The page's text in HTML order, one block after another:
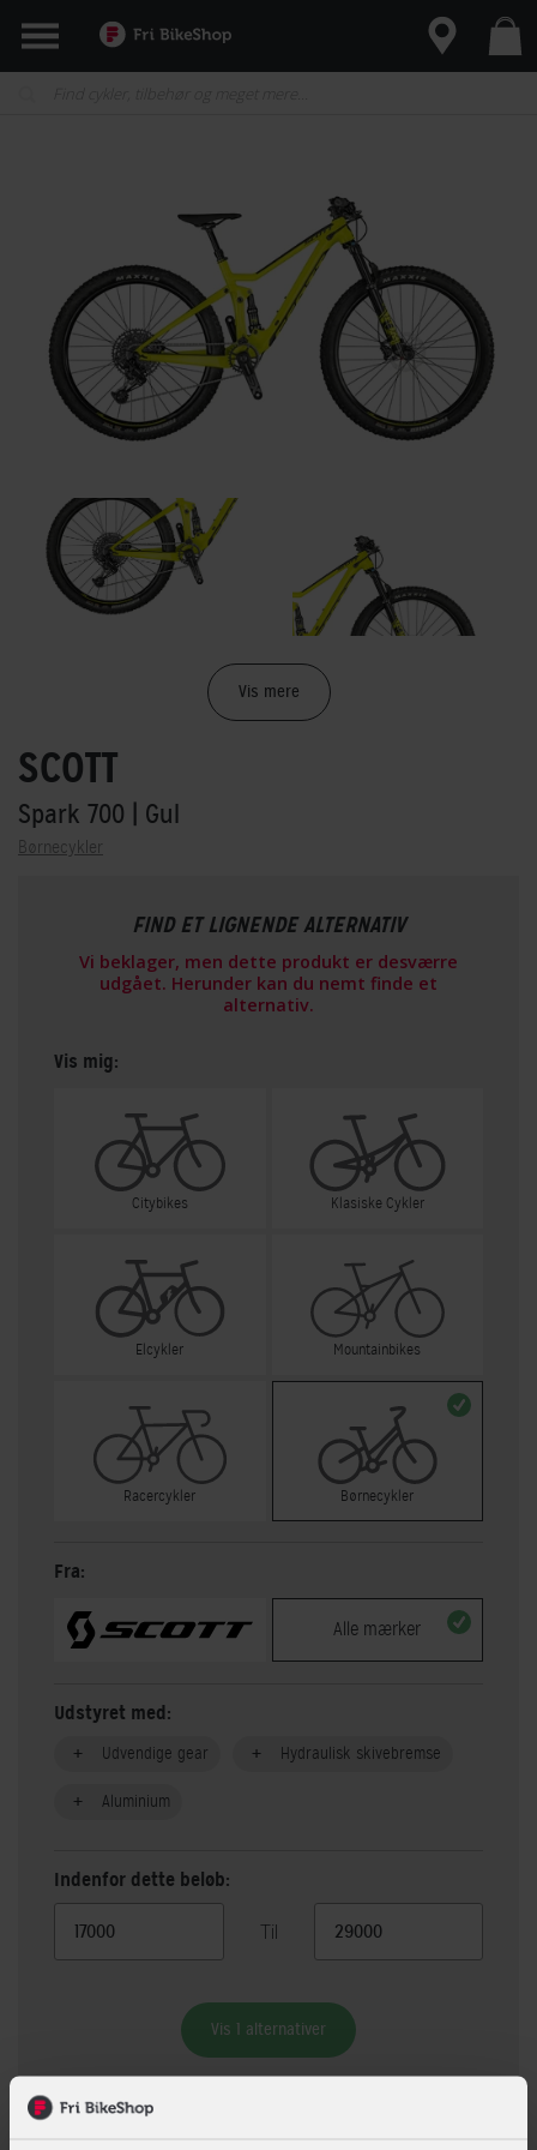
Vis mere
SCOTT
Spark 700 | Gul
Børnecykler
FIND ET LIGNENDE ALTERNATIV
Vi beklager, men dette produkt er desværre
udgået. Herunder kan du nemt finde et
alternativ.
Vis mig:
Citybikes Klasiske Cykler
Elcykler Mountainbikes
Racercykler Børnecykler
Fra:
Alle mærker
Udstyret med:
Udvendige gear Hydraulisk skivebremse
Aluminium
Indenfor dette beløb:
Til
Vis 1 alternativer
Beskrivelse